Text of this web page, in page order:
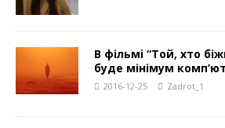
В фільмі “Той, хто
буде мінімум
2016-12-25 Zadrot_1